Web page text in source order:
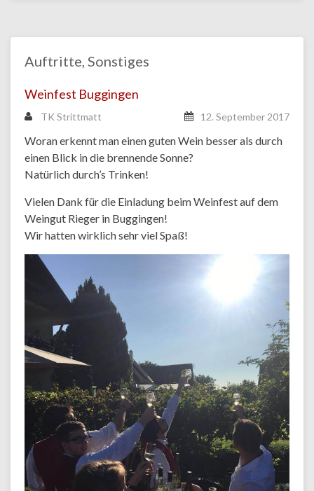
Auftritte, Sonstiges
Weinfest Buggingen
TK Strittmatt 12. September 2017
Woran erkennt man einen guten Wein besser als durch
einen Blick in die brennende Sonne?
Natürlich durch’s Trinken!
Vielen Dank für die Einladung beim Weinfest auf dem
Weingut Rieger in Buggingen!
Wir hatten wirklich sehr viel Spaß!